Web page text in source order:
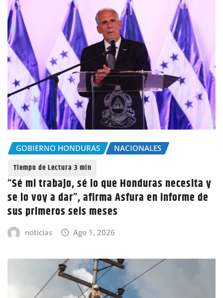
GOBIERNO HONDURAS NACIONALES
“Sé mi trabajo, sé lo que Honduras necesita y
se lo voy a dar”, afirma Asfura en informe de
sus primeros seis meses
noticias Ago 1, 2026